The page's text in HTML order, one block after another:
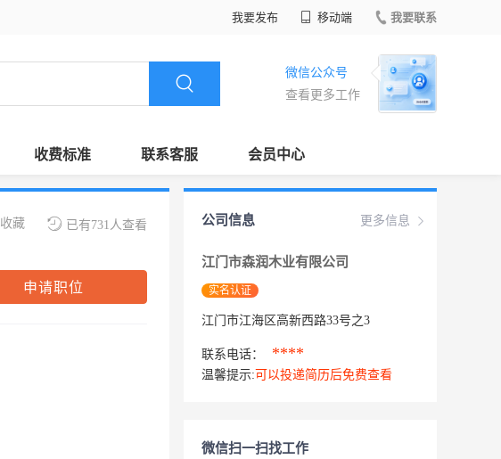
我要发布 移动端 我要联系
微信公众号
查看更多工作
收费标准 联系客服 会员中心
已有731人查看
收藏
申请职位
更多信息
公司信息
江门市森润木业有限公司
实名认证
江门市江海区高新西路33号之3
联系电话： ****
温馨提示: 可以投递简历后免费查看
微信扫一扫找工作